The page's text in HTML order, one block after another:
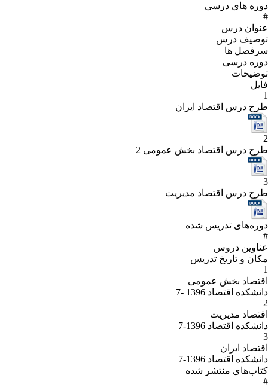
دوره های درسی
#
عنوان درس
توصیف درس
سرفصل ها
دوره درسی
توضیحات
فایل
1
طرح درس اقتصاد ایران
2
طرح درس اقتصاد بخش عمومی 2
3
طرح درس اقتصاد مدیریت
دوره‌های تدریس شده
#
عناوین دروس
مکان و تاریخ تدریس
1
اقتصاد بخش عمومی
دانشکده اقتصاد 1396 -7
2
اقتصاد مدیریت
دانشکده اقتصاد 1396-7
3
اقتصاد ایران
دانشکده اقتصاد 1396-7
کتاب‌های منتشر شده
#